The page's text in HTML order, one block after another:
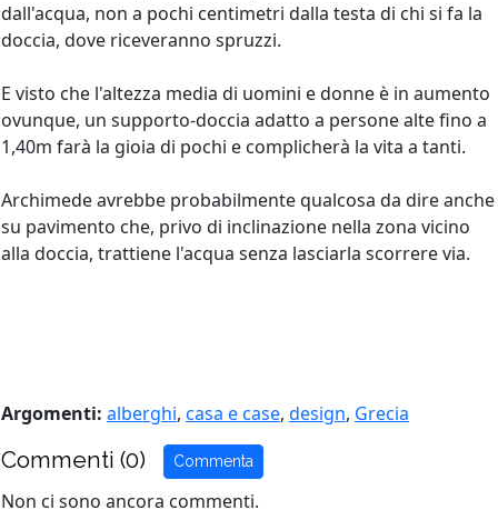
dall'acqua, non a pochi centimetri dalla testa di chi si fa la
doccia, dove riceveranno spruzzi.
E visto che l'altezza media di uomini e donne è in aumento
ovunque, un supporto-doccia adatto a persone alte fino a
1,40m farà la gioia di pochi e complicherà la vita a tanti.
Archimede avrebbe probabilmente qualcosa da dire anche
su pavimento che, privo di inclinazione nella zona vicino
alla doccia, trattiene l'acqua senza lasciarla scorrere via.
Argomenti: alberghi, casa e case, design, Grecia
Commenti (0) Commenta
Non ci sono ancora commenti.